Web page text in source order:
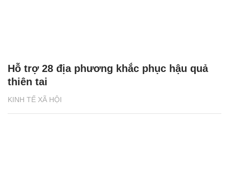
KINH TẾ XÃ HỘI
Hỗ trợ 28 địa phương khắc phục hậu quả
thiên tai